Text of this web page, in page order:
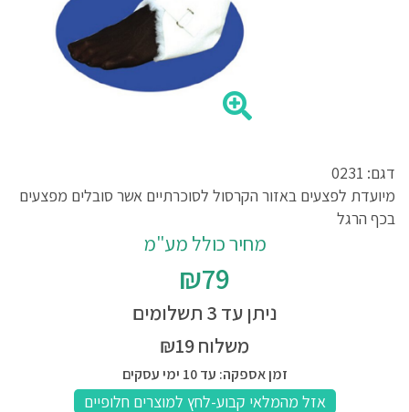
דגם: 0231
מיועדת לפצעים באזור הקרסול לסוכרתיים אשר סובלים מפצעים
בכף הרגל
מחיר כולל מע"מ
₪79
ניתן עד 3 תשלומים
משלוח ₪19
זמן אספקה: עד 10 ימי עסקים